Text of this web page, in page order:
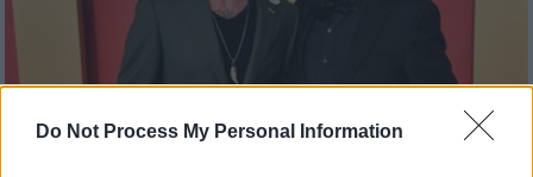
Do Not Process My Personal Information